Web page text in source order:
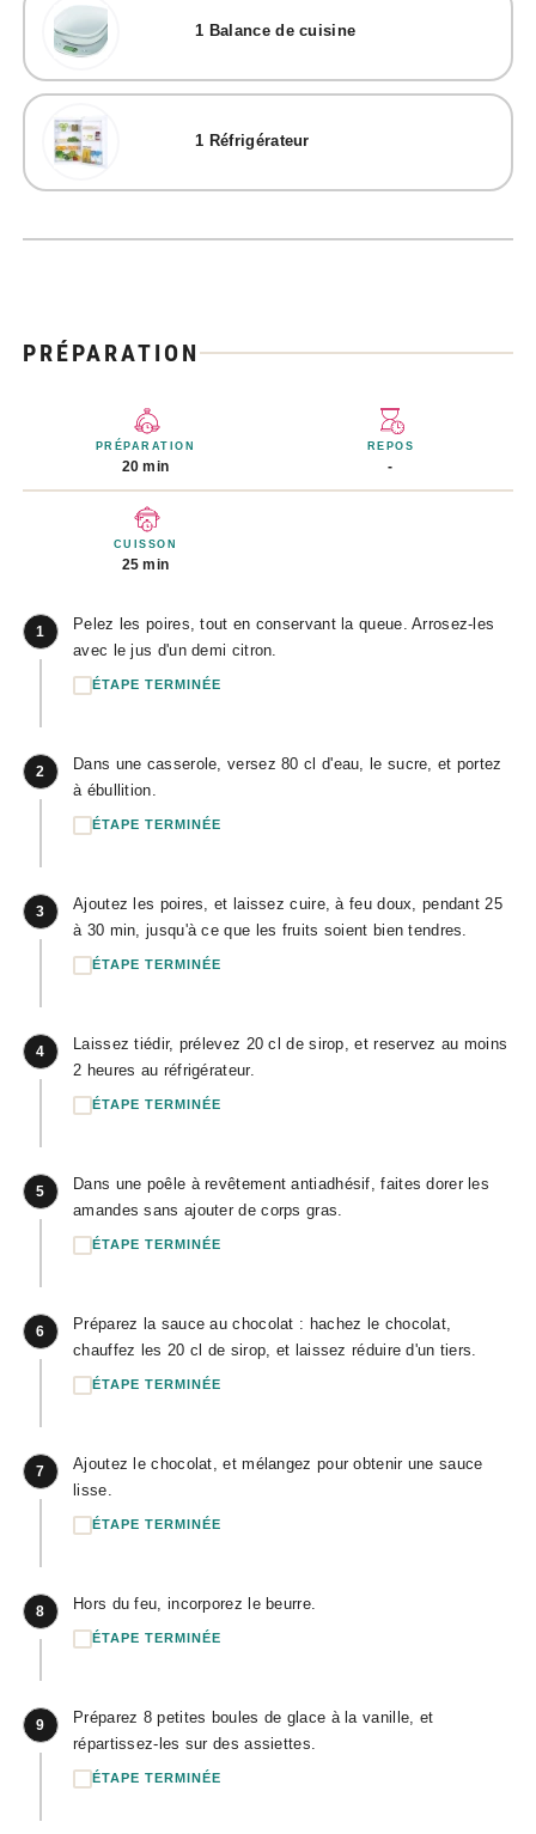
1 Balance de cuisine
1 Réfrigérateur
PRÉPARATION
PRÉPARATION
20 min
REPOS
-
CUISSON
25 min
1
Pelez les poires, tout en conservant la queue. Arrosez-les
avec le jus d'un demi citron.
ÉTAPE TERMINÉE
2
Dans une casserole, versez 80 cl d'eau, le sucre, et portez
à ébullition.
ÉTAPE TERMINÉE
3
Ajoutez les poires, et laissez cuire, à feu doux, pendant 25
à 30 min, jusqu'à ce que les fruits soient bien tendres.
ÉTAPE TERMINÉE
4
Laissez tiédir, prélevez 20 cl de sirop, et reservez au moins
2 heures au réfrigérateur.
ÉTAPE TERMINÉE
5
Dans une poêle à revêtement antiadhésif, faites dorer les
amandes sans ajouter de corps gras.
ÉTAPE TERMINÉE
6
Préparez la sauce au chocolat : hachez le chocolat,
chauffez les 20 cl de sirop, et laissez réduire d'un tiers.
ÉTAPE TERMINÉE
7
Ajoutez le chocolat, et mélangez pour obtenir une sauce
lisse.
ÉTAPE TERMINÉE
8 Hors du feu, incorporez le beurre.
ÉTAPE TERMINÉE
9
Préparez 8 petites boules de glace à la vanille, et
répartissez-les sur des assiettes.
ÉTAPE TERMINÉE